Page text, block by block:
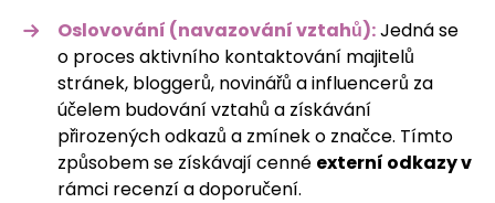
Oslovování (navazování vztahů):Jedná se
o proces aktivního kontaktování majitelů
stránek, bloggerů, novinářů a influencerů za
účelem budování vztahů a získávání
přirozených odkazů a zmínek o značce. Tímto
způsobem se získávají cenné externí odkazy v
rámci recenzí a doporučení.